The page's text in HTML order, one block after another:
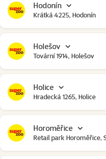
Hodonín
Krátká 4225, Hodonín
Holešov
Tovární 1914, Holešov
Holice
Hradecká 1265, Holice
Horoměřice
Retail park Horoměřice,